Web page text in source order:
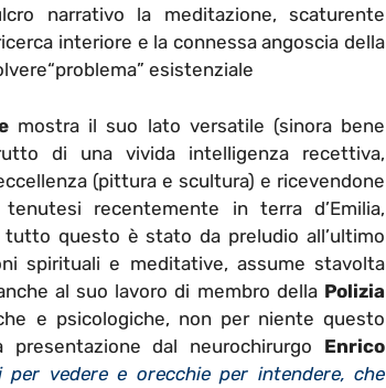
narrativo la meditazione, scaturente
interiore e la connessa angoscia della
esistenziale
mostra il suo lato versatile (sinora bene
di una vivida intelligenza recettiva,
(pittura e scultura) e ricevendone
recentemente in terra d’Emilia,
questo è stato da preludio all’ultimo
spirituali e meditative, assume stavolta
al suo lavoro di membro della Polizia
e psicologiche, non per niente questo
dal neurochirurgo Enrico
vedere e orecchie per intendere, che